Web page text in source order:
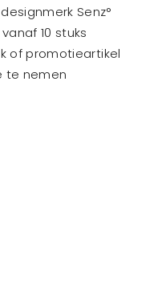
Senz°
10 stuks
of promotieartikel
te nemen